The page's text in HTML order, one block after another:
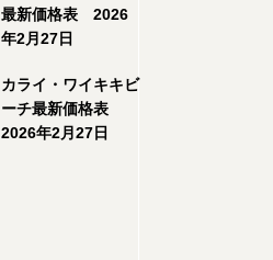
最新価格表 2026
年2月27日
カライ・ワイキキビ
ーチ最新価格表
2026年2月27日